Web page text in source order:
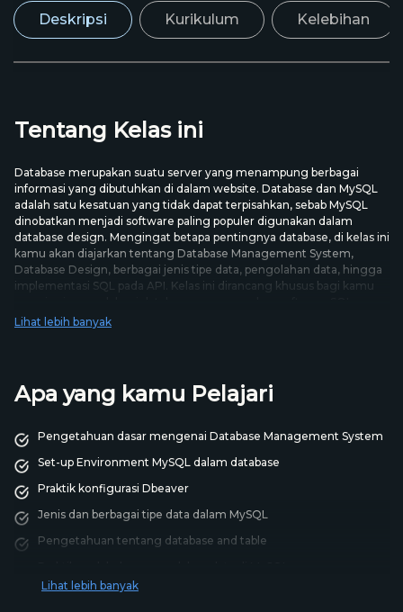
Deskripsi Kurikulum Kelebihan
Tentang Kelas ini
Database merupakan suatu server yang menampung berbagai
informasi yang dibutuhkan di dalam website. Database dan MySQL
adalah satu kesatuan yang tidak dapat terpisahkan, sebab MySQL
dinobatkan menjadi software paling populer digunakan dalam
database design. Mengingat betapa pentingnya database, di kelas ini
kamu akan diajarkan tentang Database Management System,
Database Design, berbagai jenis tipe data, pengolahan data, hingga
implementasi SQL pada API. Kelas ini dirancang khusus bagi kamu
Lihat lebih banyak
Apa yang kamu Pelajari
Pengetahuan dasar mengenai Database Management System
Set-up Environment MySQL dalam database
Praktik konfigurasi Dbeaver
Jenis dan berbagai tipe data dalam MySQL
Pengetahuan tentang database and table
Praktik pembuatan Query, Join, Table Relationship, Index
Lihat lebih banyak